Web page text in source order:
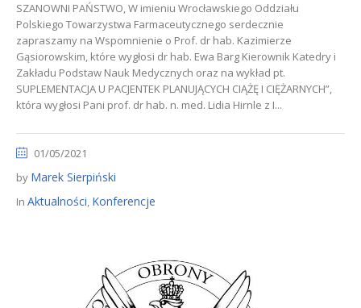
SZANOWNI PAŃSTWO, W imieniu Wrocławskiego Oddziału
Polskiego Towarzystwa Farmaceutycznego serdecznie
zapraszamy na Wspomnienie o Prof. dr hab. Kazimierze
Gąsiorowskim, które wygłosi dr hab. Ewa Barg Kierownik Katedry i
Zakładu Podstaw Nauk Medycznych oraz na wykład pt.
SUPLEMENTACJA U PACJENTEK PLANUJĄCYCH CIĄŻĘ I CIĘŻARNYCH”,
która wygłosi Pani prof. dr hab. n. med. Lidia Hirnle z I...
01/05/2021
by Marek Sierpiński
In Aktualności, Konferencje